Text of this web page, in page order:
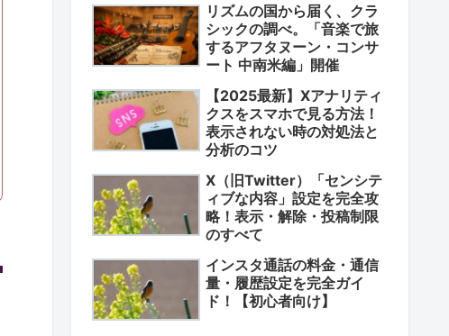
リズムの国から届く、クラ
シックの調べ。「音楽で旅
するアフタヌーン・コンサ
ート 中南米編」開催
【2025最新】Xアナリティ
クスをスマホで見る方法！
表示されない時の対処法と
分析のコツ
X（旧Twitter）「センシテ
ィブな内容」設定を完全攻
略！表示・解除・投稿制限
のすべて
インスタ通話の料金・通信
量・履歴設定を完全ガイ
ド！【初心者向け】